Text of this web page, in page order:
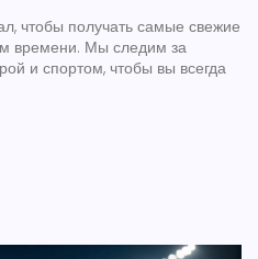
чтобы получать самые свежие
времени. Мы следим за
и спортом, чтобы вы всегда